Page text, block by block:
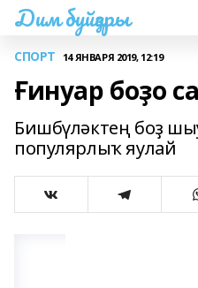
Дим буйҙары
СПОРТ 14 ЯНВАРЯ 2019, 12:19
Ғинуар боҙо
Бишбүләктең боҙ
популярлыҡ яулай